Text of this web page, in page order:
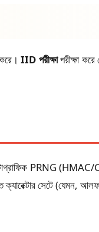
করে।IID পরীক্ষাপরীক্ষা করে
PRNG
সেটে (যেমন,